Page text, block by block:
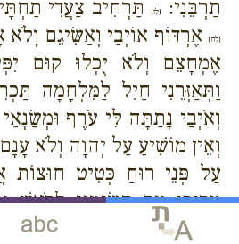
תַרְבֵּנִי:
{לז}תַּרְחִיב צַעֲדִי
{לח} אֶרְדּוֹף אוֹיְבַי וְאַשִּׂיגֵם
אֶמְחָצֵם וְלֹא יֻכְלוּ קוּם
וַתְּאַזְּרֵנִי חַיִל לַמִּלְחָמָה
וְאֹיְבַי נָתַתָּה לִּי עֹרֶף
וְאֵין מוֹשִׁיעַ עַל יְהוָה וְלֹא
עַל פְּנֵי רוּחַ כְּטִיט חוּצוֹת
מֵרִיבֵי עָם תְּשִׂימֵנִי לְרֹאשׁ
יַעַבְדוּנִי:
לְשֵׁמַע אֹזֶן